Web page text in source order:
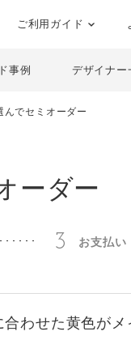
ご利用ガイド
事例 デザイナー
んでセミオーダー
ーダー
3 お支払い
わせた黄色がメ